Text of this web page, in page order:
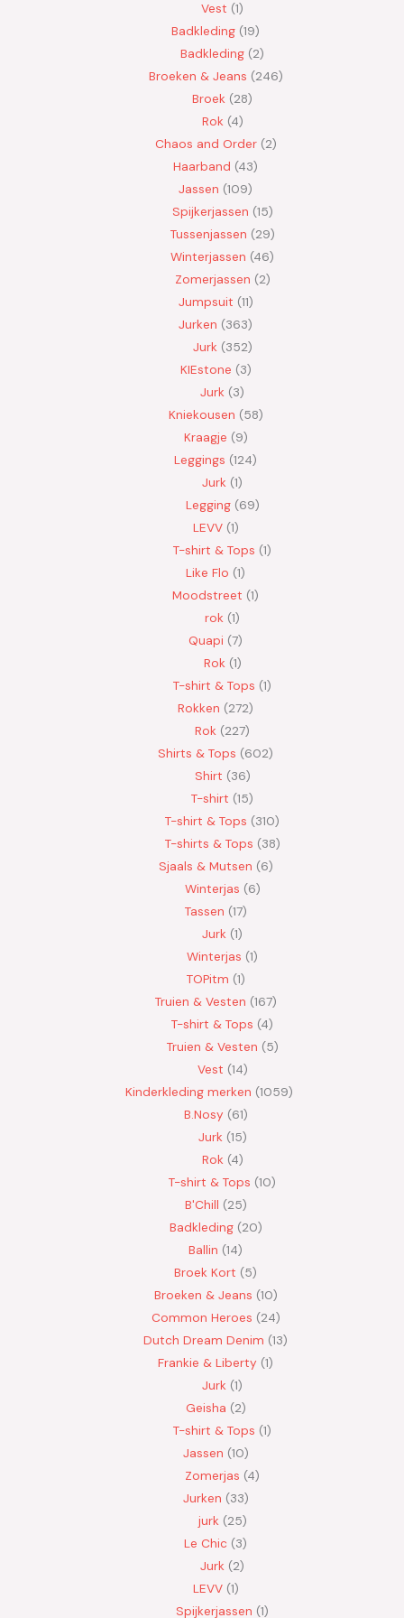
Vest 1
Badkleding 19
Badkleding 2
Broeken & Jeans 246
Broek 28
Rok 4
Chaos and Order 2
Haarband 43
Jassen 109
Spijkerjassen 15
Tussenjassen 29
Winterjassen 46
Zomerjassen 2
Jumpsuit 11
Jurken 363
Jurk 352
KIEstone 3
Jurk 3
Kniekousen 58
Kraagje 9
Leggings 124
Jurk 1
Legging 69
LEVV 1
T-shirt & Tops 1
Like Flo 1
Moodstreet 1
rok 1
Quapi 7
Rok 1
T-shirt & Tops 1
Rokken 272
Rok 227
Shirts & Tops 602
Shirt 36
T-shirt 15
T-shirt & Tops 310
T-shirts & Tops 38
Sjaals & Mutsen 6
Winterjas 6
Tassen 17
Jurk 1
Winterjas 1
TOPitm 1
Truien & Vesten 167
T-shirt & Tops 4
Truien & Vesten 5
Vest 14
Kinderkleding merken 1059
B.Nosy 61
Jurk 15
Rok 4
T-shirt & Tops 10
B'Chill 25
Badkleding 20
Ballin 14
Broek Kort 5
Broeken & Jeans 10
Common Heroes 24
Dutch Dream Denim 13
Frankie & Liberty 1
Jurk 1
Geisha 2
T-shirt & Tops 1
Jassen 10
Zomerjas 4
Jurken 33
jurk 25
Le Chic 3
Jurk 2
LEVV 1
Spijkerjassen 1